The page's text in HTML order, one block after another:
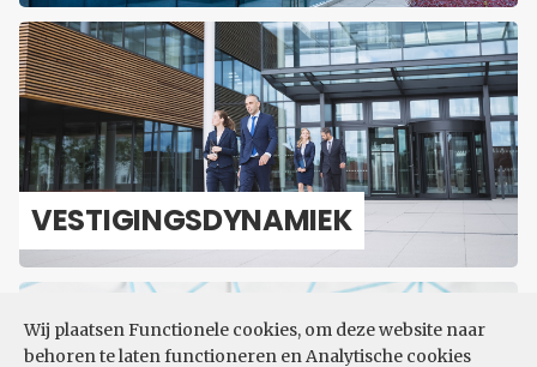
Wij plaatsen Functionele cookies, om deze website naar
behoren te laten functioneren en Analytische cookies
VES­TI­GINGS­DY­NA­MIEK